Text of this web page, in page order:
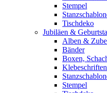
Stempel
Tischdeko
Jubiläen &
Alben &
Bänder
Boxen,
Stempel